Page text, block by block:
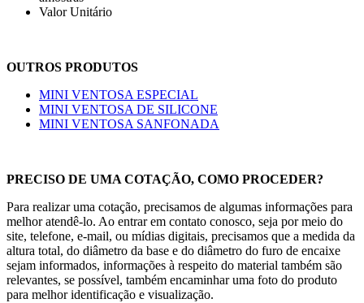
Valor Unitário
OUTROS PRODUTOS
MINI VENTOSA ESPECIAL
MINI VENTOSA DE SILICONE
MINI VENTOSA SANFONADA
PRECISO DE UMA COTAÇÃO, COMO PROCEDER?
Para realizar uma cotação, precisamos de algumas informações para
melhor atendê-lo. Ao entrar em contato conosco, seja por meio do
site, telefone, e-mail, ou mídias digitais, precisamos que a medida da
altura total, do diâmetro da base e do diâmetro do furo de encaixe
sejam informados, informações à respeito do material também são
relevantes, se possível, também encaminhar uma foto do produto
para melhor identificação e visualização.